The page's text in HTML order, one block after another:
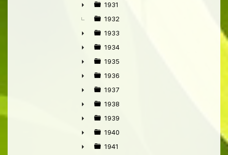
►
1931
1932
►
1933
►
1934
►
1935
►
1936
►
1937
►
1938
►
1939
►
1940
1941